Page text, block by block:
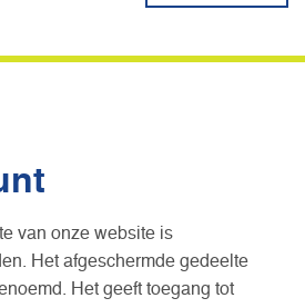
van onze website is
Het afgeschermde gedeelte
Het geeft toegang tot